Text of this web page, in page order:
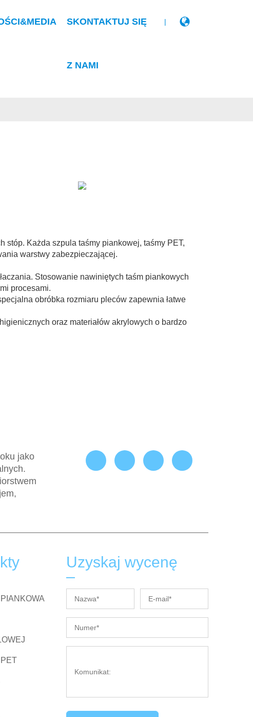
SKONTAKTUJ SIĘ
Z NAMI
|
stóp. Każda szpula taśmy piankowej, taśmy PET,
warstwy zabezpieczającej.
Stosowanie nawiniętych taśm piankowych
procesami.
obróbka rozmiaru pleców zapewnia łatwe
oraz materiałów akrylowych o bardzo
jako
Uzyskaj wycenę